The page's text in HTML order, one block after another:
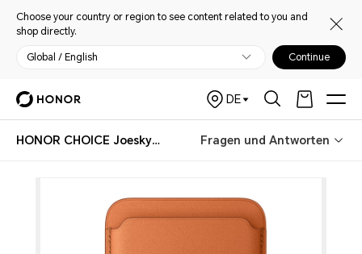
Choose your country or region to see content related to you and
shop directly.
Global / English Continue
DE
HONOR CHOICE Joesky Magnetic Wallet Fragen und Antworten